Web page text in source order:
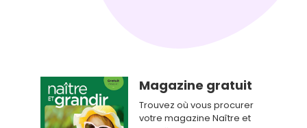
Magazine gratuit
Trouvez où vous procurer
votre magazine Naître et